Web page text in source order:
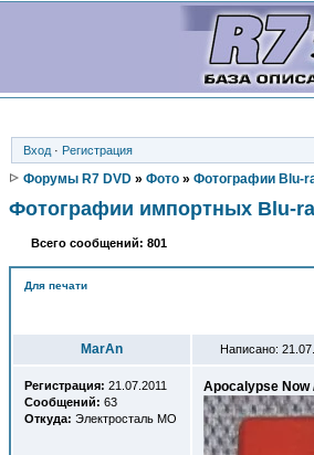
Вход · Регистрация
Форумы R7 DVD » Фото » Фотографии Blu-
Фотографии импортных Blu-
Всего сообщений: 801
Для печати
MarAn Написано:
Регистрация: 21.07.2011
Сообщений: 63
Откуда: Электросталь МО
Apocalypse Now